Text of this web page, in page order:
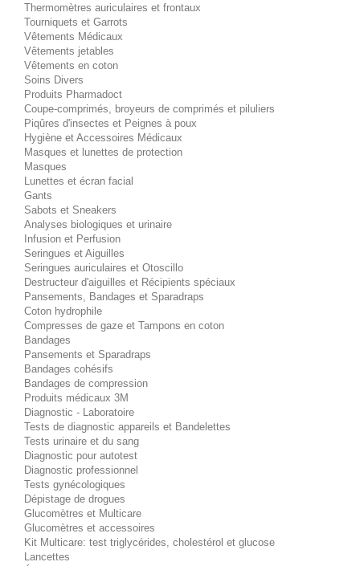
Thermomètres auriculaires et frontaux
Tourniquets et Garrots
Vêtements Médicaux
Vêtements jetables
Vêtements en coton
Soins Divers
Produits Pharmadoct
Coupe-comprimés, broyeurs de comprimés et piluliers
Piqûres d'insectes et Peignes à poux
Hygiène et Accessoires Médicaux
Masques et lunettes de protection
Masques
Lunettes et écran facial
Gants
Sabots et Sneakers
Analyses biologiques et urinaire
Infusion et Perfusion
Seringues et Aiguilles
Seringues auriculaires et Otoscillo
Destructeur d'aiguilles et Récipients spéciaux
Pansements, Bandages et Sparadraps
Coton hydrophile
Compresses de gaze et Tampons en coton
Bandages
Pansements et Sparadraps
Bandages cohésifs
Bandages de compression
Produits médicaux 3M
Diagnostic - Laboratoire
Tests de diagnostic appareils et Bandelettes
Tests urinaire et du sang
Diagnostic pour autotest
Diagnostic professionnel
Tests gynécologiques
Dépistage de drogues
Glucomètres et Multicare
Glucomètres et accessoires
Kit Multicare: test triglycérides, cholestérol et glucose
Lancettes